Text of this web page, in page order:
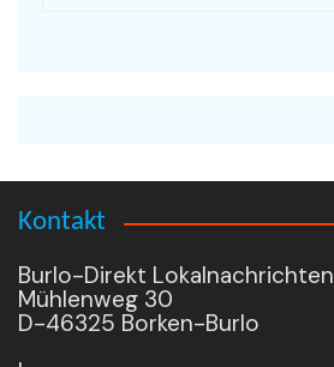
Kontakt
Burlo-Direkt Lokalnachrichten
Mühlenweg 30
D-46325 Borken-Burlo